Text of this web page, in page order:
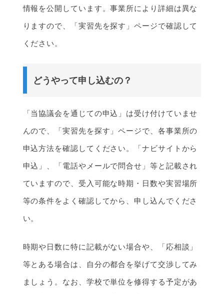
情報を公開しています。事業所により詳細は異な
りますので、「実習先を探す」ページで確認して
ください。
どうやって申し込むの？
「当協議会を通じての申込」は受け付けていませ
んので、「実習先を探す」ページで、各事業所の
申込方法を確認してください。「ナビサイトから
申込」、「電話やメールで問合せ」等と記載され
ていますので、受入可能な時期・日数や実習場所
等の条件をよく確認してから、申し込んでくださ
い。
時期や日数に特に記載がない場合や、「応相談」
等とある場合は、自分の都合を挙げて交渉してみ
ましょう。なお、学校で単位を修得する予定があ